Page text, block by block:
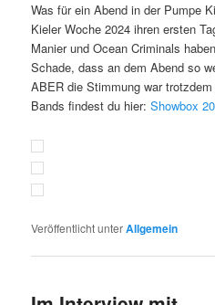
Was für ein Abend in der Pumpe
Kieler Woche 2024 ihren ersten
Manier und Ocean Criminals
Schade, dass an dem Abend so
ABER die Stimmung war
Bands findest du hier:Showbox
Veröffentlicht unterAllgemein